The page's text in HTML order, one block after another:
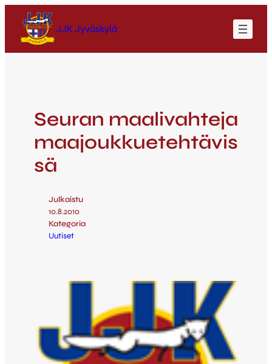
JJK Jyväskylä
Seuran maalivahteja
maajoukkuetehtävis
sä
Julkaistu
10.8.2010
Kategoria
Uutiset